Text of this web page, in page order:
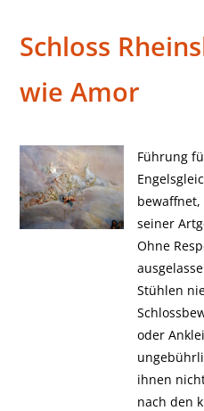
Schloss
wie Amor
Führung
seiner
Ohne
Stühlen
oder
ihnen
nach den